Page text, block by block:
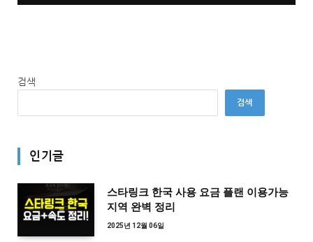
검색
검색
인기글
스타링크 한국 사용 요금 플랜 이용가능
지역 완벽 정리
2025년 12월 06일